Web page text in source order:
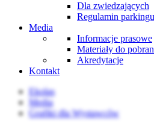
Dla zwiedzających
Regulamin parkingu
Media
Informacje prasowe
Materiały do
Akredytacje
Kontakt
Ekolas
Media
Grafiki dla Wystawców